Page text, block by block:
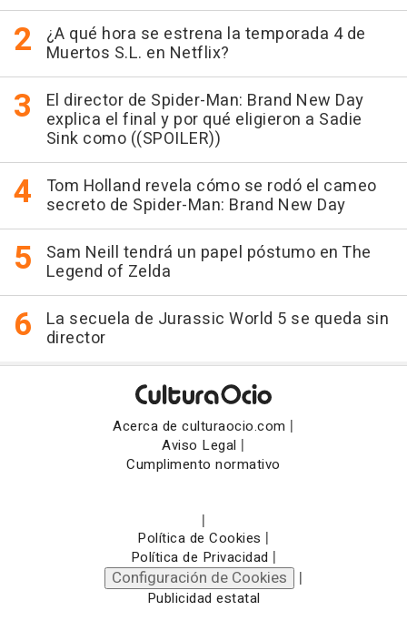
¿A qué hora se estrena la temporada 4 de
Muertos S.L. en Netflix?
El director de Spider-Man: Brand New Day
explica el final y por qué eligieron a Sadie
Sink como ((SPOILER))
Tom Holland revela cómo se rodó el cameo
secreto de Spider-Man: Brand New Day
Sam Neill tendrá un papel póstumo en The
Legend of Zelda
La secuela de Jurassic World 5 se queda sin
director
Acerca de culturaocio.com |
Aviso Legal |
Cumplimento normativo
|
Política de Cookies |
Política de Privacidad |
Configuración de Cookies |
Publicidad estatal